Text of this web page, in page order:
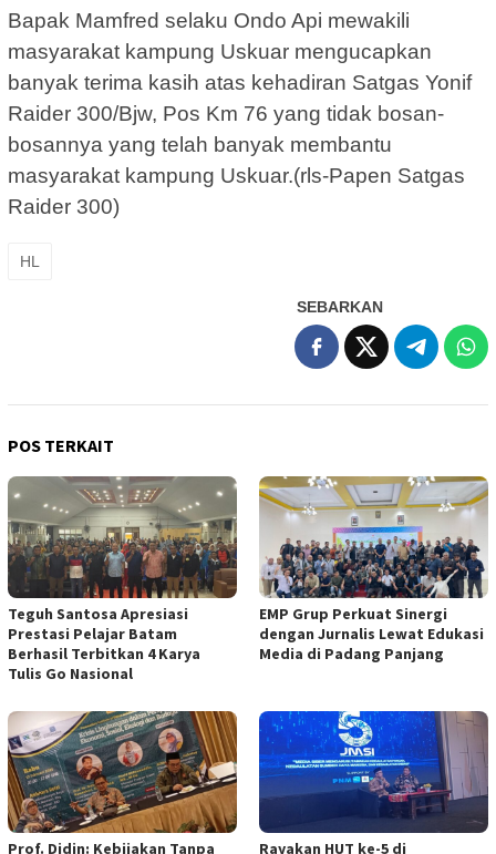
Bapak Mamfred selaku Ondo Api mewakili
masyarakat kampung Uskuar mengucapkan
banyak terima kasih atas kehadiran Satgas Yonif
Raider 300/Bjw, Pos Km 76 yang tidak bosan-
bosannya yang telah banyak membantu
masyarakat kampung Uskuar.(rls-Papen Satgas
Raider 300)
HL
SEBARKAN
POS TERKAIT
Teguh Santosa Apresiasi
Prestasi Pelajar Batam
Berhasil Terbitkan 4 Karya
Tulis Go Nasional
EMP Grup Perkuat Sinergi
dengan Jurnalis Lewat Edukasi
Media di Padang Panjang
Prof. Didin: Kebijakan Tanpa
Rayakan HUT ke-5 di